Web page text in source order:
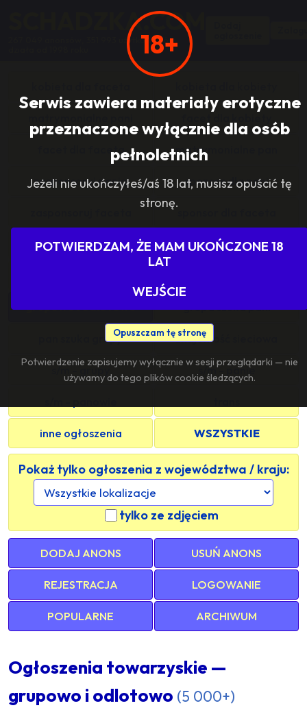
18+
Serwis zawiera materiały erotyczne
przeznaczone wyłącznie dla osób
pełnoletnich
Jeżeli nie ukończyłeś/aś 18 lat, musisz opuścić tę
stronę.
POTWIERDZAM, ŻE MAM UKOŃCZONE 18
LAT
WEJŚCIE
Opuszczam tę stronę
Potwierdzenie zapisujemy wyłącznie w sesji przeglądarki — nie
używamy do tego plików cookie śledzących.
SCHADZKA.COM
267 049 anonsów, 351 993 użytkowników,
facet dla faceta matrymonialne pan
zasponsoruj panią sponsor dla pani
sponsoring grupy agencje towarzyskie
grupowo i odlotowo grupa szuka pani
pan szuka grupy znajomość sieciowa
s/m - grupy s/m - panie
inne ogłoszenia WSZYSTKIE
Pokaż tylko ogłoszenia z województwa / kraju:
tylko ze zdjęciem
DODAJ ANONS USUŃ ANONS
REJESTRACJA LOGOWANIE
POPULARNE ARCHIWUM
Ogłoszenia towarzyskie —
grupowo i odlotowo (5 000+)